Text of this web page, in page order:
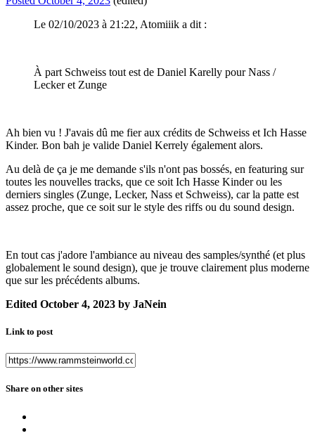
Le 02/10/2023 à 21:22, Atomiiik a dit :
À part Schweiss tout est de Daniel Karelly pour Nass /
Lecker et Zunge
Ah bien vu ! J'avais dû me fier aux crédits de Schweiss et Ich Hasse
Kinder. Bon bah je valide Daniel Kerrely également alors.
Au delà de ça je me demande s'ils n'ont pas bossés, en featuring sur
toutes les nouvelles tracks, que ce soit Ich Hasse Kinder ou les
derniers singles (Zunge, Lecker, Nass et Schweiss), car la patte est
assez proche, que ce soit sur le style des riffs ou du sound design.
En tout cas j'adore l'ambiance au niveau des samples/synthé (et plus
globalement le sound design), que je trouve clairement plus moderne
que sur les précédents albums.
Edited October 4, 2023 by JaNein
Link to post
Share on other sites